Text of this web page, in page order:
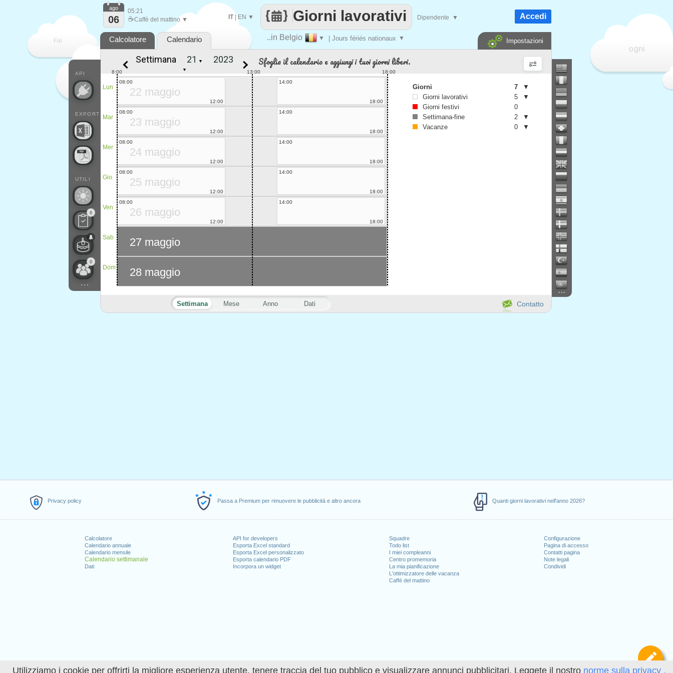
Utilizziamo i cookie per offrirti la migliore esperienza utente, tenere traccia del tuo pubblico e visualizzare annunci pubblicitari. Leggete il nostro norme sulla privacy .
Privacy policy Passa a Premium per rimuovere le pubblicità e altro ancora Quanti giorni lavorativi nell'anno 2026?
Calcolatore
Calendario annuale
Calendario mensile
Calendario settimanale
Dati
API for developers
Esporta Excel standard
Esporta Excel personalizzato
Esporta calendario PDF
Incorpora un widget
Squadre
Todo list
I miei compleanni
Centro promemoria
La mia pianificazione
L'ottimizzatore delle vacanza
Caffè del mattino
Configurazione
Pagina di accesso
Contatti pagina
Note legali
Condividi
Fai
contare
ogni
..in Belgio ▼ | Jours fériés nationaux ▼
Giorni lavorativi
IT|EN ▼ Dipendente ▼
API
EXPORT
UTILI
0
0
...
ago
06
05:21
☕Caffè del mattino ▼ Accedi
Calcolatore Calendario Impostazioni
...
Contatto
Settimana Mese Anno Dati
Settimana
▼
▼
Sfoglia il calendario e aggiungi i tuoi giorni liberi.
Lun
Mar
Mer
Gio
Ven
Sab
Dom
13:00
8:00 18:00
22 maggio
08:00
12:00
14:00
18:00
23 maggio
08:00
12:00
14:00
18:00
24 maggio
08:00
12:00
14:00
18:00
25 maggio
08:00
12:00
14:00
18:00
26 maggio
08:00
12:00
14:00
18:00
27 maggio
28 maggio
Giorni 7
▼
Giorni lavorativi
5
▼
Giorni festivi
0
Settimana-fine
2
▼
Vacanze
0 ▼